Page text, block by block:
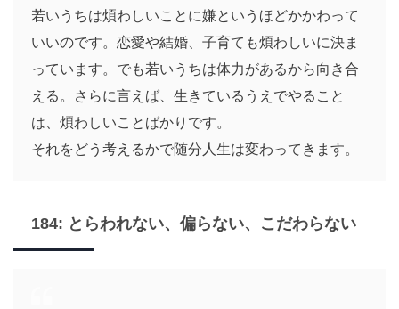
若いうちは煩わしいことに嫌というほどかかわって
いいのです。恋愛や結婚、子育ても煩わしいに決ま
っています。でも若いうちは体力があるから向き合
える。さらに言えば、生きているうえでやること
は、煩わしいことばかりです。
それをどう考えるかで随分人生は変わってきます。
184: とらわれない、偏らない、こだわらない